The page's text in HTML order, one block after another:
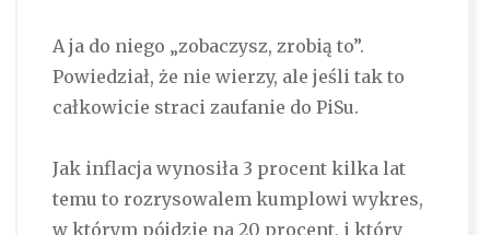
A ja do niego „zobaczysz, zrobią to”.
Powiedział, że nie wierzy, ale jeśli tak to
całkowicie straci zaufanie do PiSu.
Jak inflacja wynosiła 3 procent kilka lat
temu to rozrysowalem kumplowi wykres,
w którym pójdzie na 20 procent, i który